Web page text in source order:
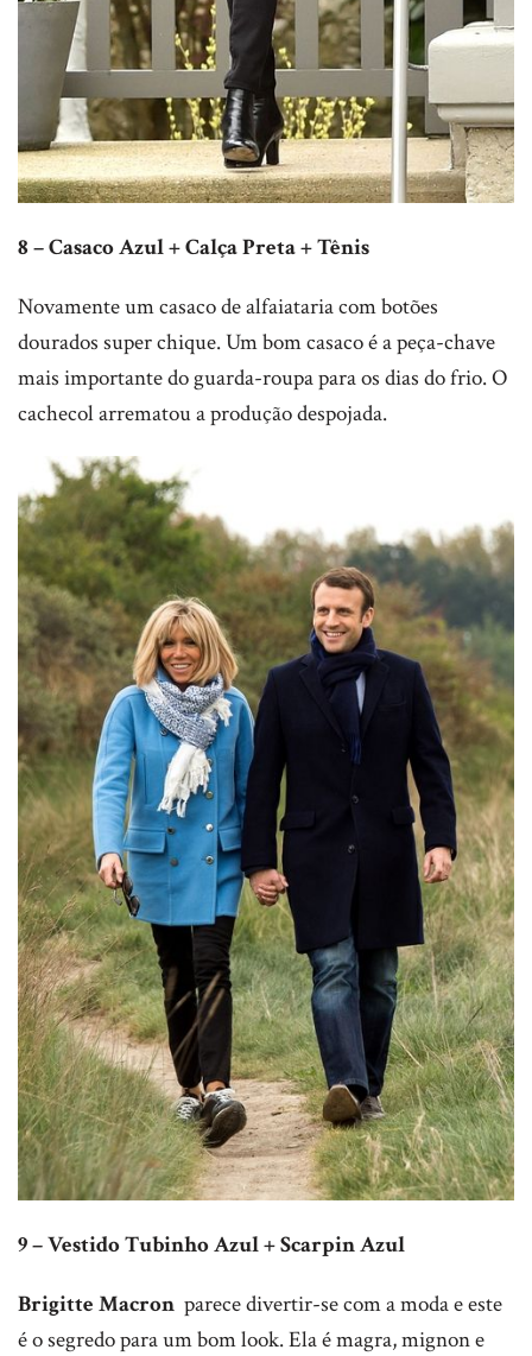
8 – Casaco Azul + Calça Preta + Tênis
Novamente um casaco de alfaiataria com botões
dourados super chique. Um bom casaco é a peça-chave
mais importante do guarda-roupa para os dias do frio. O
cachecol arrematou a produção despojada.
9 – Vestido Tubinho Azul + Scarpin Azul
Brigitte Macron parece divertir-se com a moda e este
é o segredo para um bom look. Ela é magra, mignon e